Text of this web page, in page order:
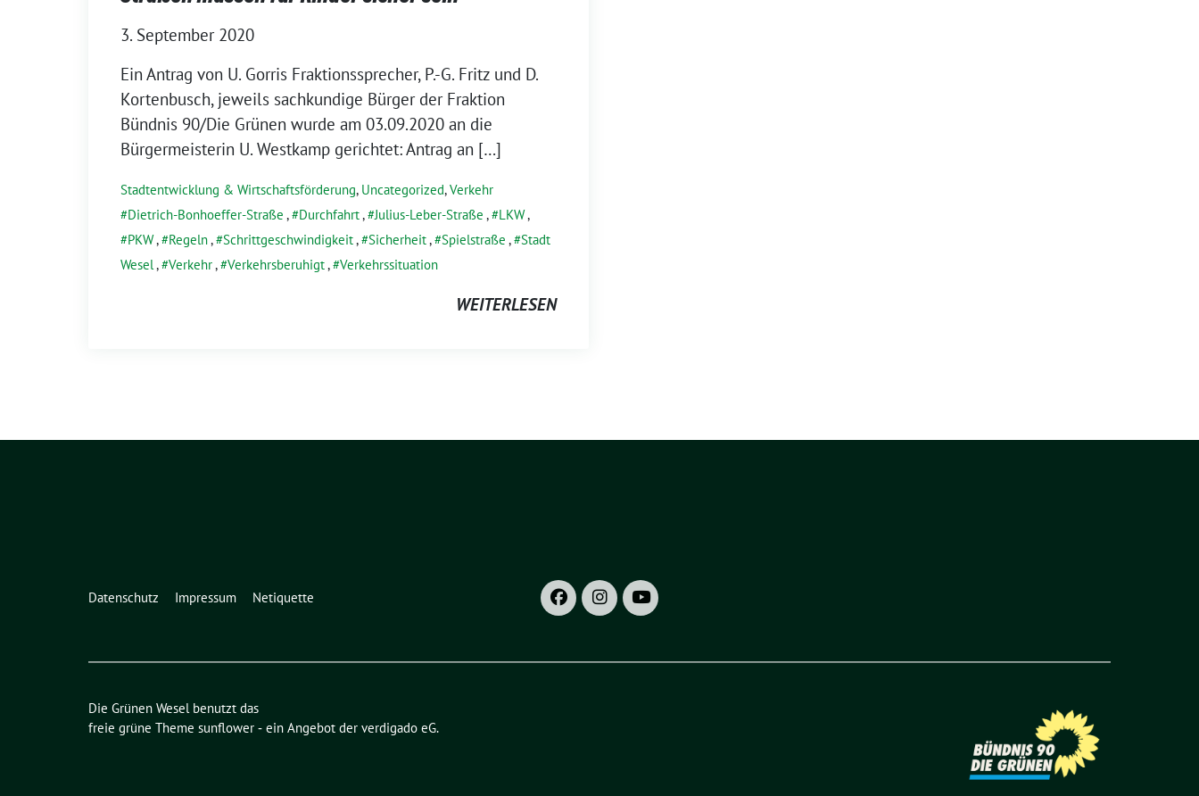
3. September 2020
Ein Antrag von U. Gorris Fraktionssprecher, P.-G. Fritz und D.
Kortenbusch, jeweils sachkundige Bürger der Fraktion
Bündnis 90/Die Grünen wurde am 03.09.2020 an die
Bürgermeisterin U. Westkamp gerichtet: Antrag an […]
Stadtentwicklung & Wirtschaftsförderung, Uncategorized,Verkehr
Dietrich-Bonhoeffer-Straße , Durchfahrt, Julius-Leber-Straße , LKW,
PKW, Regeln, Schrittgeschwindigkeit, Sicherheit, Spielstraße , Stadt
Wesel , Verkehr, Verkehrsberuhigt, Verkehrssituation
WEITERLESEN
Datenschutz Impressum Netiquette
Die Grünen Wesel benutzt das
freie grüne Theme sunflower ‐ ein Angebot der verdigado eG.